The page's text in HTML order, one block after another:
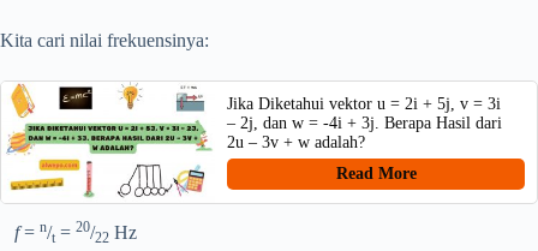
Kita cari nilai frekuensinya:
Jika Diketahui vektor u = 2i + 5j, v = 3i
– 2j, dan w = -4i + 3j. Berapa Hasil dari
2u – 3v + w adalah?
Read More
f = n/t = 20/22 Hz